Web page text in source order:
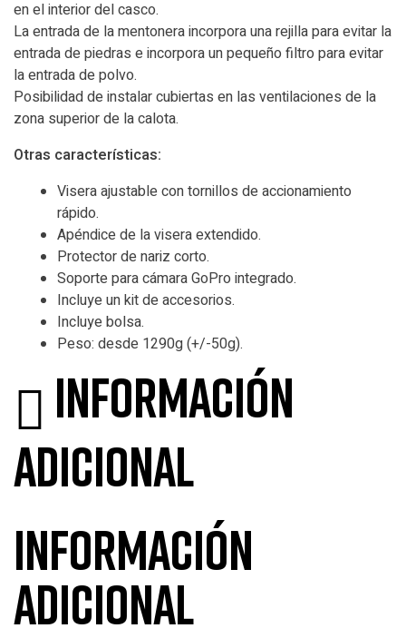
en el interior del casco.
La entrada de la mentonera incorpora una rejilla para evitar la
entrada de piedras e incorpora un pequeño filtro para evitar
la entrada de polvo.
Posibilidad de instalar cubiertas en las ventilaciones de la
zona superior de la calota.
Otras características:
Visera ajustable con tornillos de accionamiento
rápido.
Apéndice de la visera extendido.
Protector de nariz corto.
Soporte para cámara GoPro integrado.
Incluye un kit de accesorios.
Incluye bolsa.
Peso: desde 1290g (+/-50g).
Información
adicional
Información
adicional